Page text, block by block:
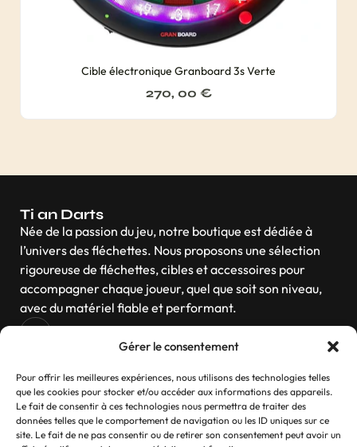
Gérer le consentement
Pour offrir les meilleures expériences, nous utilisons des technologies telles
que les cookies pour stocker et/ou accéder aux informations des appareils.
Le fait de consentir à ces technologies nous permettra de traiter des
données telles que le comportement de navigation ou les ID uniques sur ce
site. Le fait de ne pas consentir ou de retirer son consentement peut avoir un
Cible électronique Granboard 3s Verte
270, 00 €
Ti an Darts
Née de la passion du jeu, notre boutique est dédiée à
l’univers des fléchettes. Nous proposons une sélection
rigoureuse de fléchettes, cibles et accessoires pour
accompagner chaque joueur, quel que soit son niveau,
avec du matériel fiable et performant.
Navigation